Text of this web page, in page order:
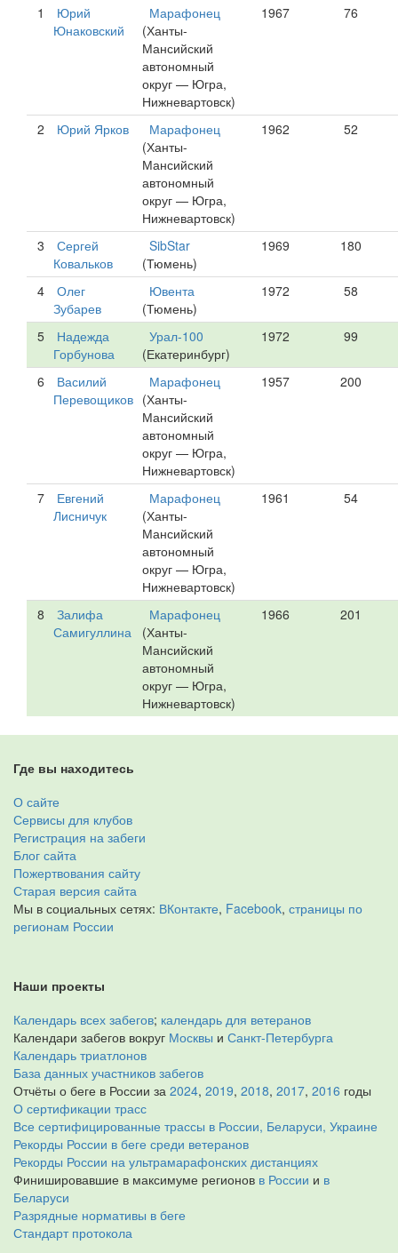
1
Юрий
Юнаковский
Марафонец
(Ханты-
Мансийский
автономный
округ — Югра,
Нижневартовск)
1967 76
2 Юрий Ярков
Марафонец
(Ханты-
Мансийский
автономный
округ — Югра,
Нижневартовск)
1962 52
3
Сергей
Ковальков
SibStar
(Тюмень)
1969 180
4
Олег
Зубарев
Ювента
(Тюмень)
1972 58
5
Надежда
Горбунова
Урал-100
(Екатеринбург)
1972 99
6
Василий
Перевощиков
Марафонец
(Ханты-
Мансийский
автономный
округ — Югра,
Нижневартовск)
1957 200
7
Евгений
Лисничук
Марафонец
(Ханты-
Мансийский
автономный
округ — Югра,
Нижневартовск)
1961 54
8
Залифа
Самигуллина
Марафонец
(Ханты-
Мансийский
автономный
округ — Югра,
Нижневартовск)
1966 201
Где вы находитесь
О сайте
Сервисы для клубов
Регистрация на забеги
Блог сайта
Пожертвования сайту
Старая версия сайта
Мы в социальных сетях: ВКонтакте, Facebook, страницы по
регионам России
Наши проекты
Календарь всех забегов; календарь для ветеранов
Календари забегов вокруг Москвы и Санкт-Петербурга
Календарь триатлонов
База данных участников забегов
Отчёты о беге в России за 2024, 2019, 2018, 2017, 2016 годы
О сертификации трасс
Все сертифицированные трассы в России, Беларуси, Украине
Рекорды России в беге среди ветеранов
Рекорды России на ультрамарафонских дистанциях
Финишировавшие в максимуме регионов в России и в
Беларуси
Разрядные нормативы в беге
Стандарт протокола